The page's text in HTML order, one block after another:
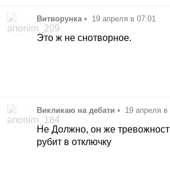
Витворунка • 19 апреля в 07:01
Это ж не снотворное.
Викликаю на дебати • 19 апреля в
Не Должно, он же
рубит в отключку